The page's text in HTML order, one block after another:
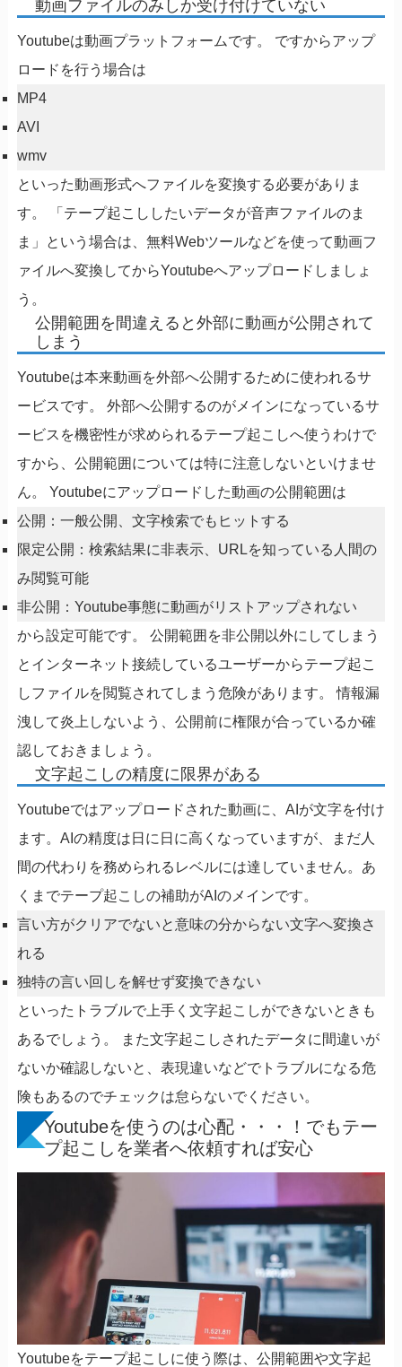
動画ファイルのみしか受け付けていない
Youtubeは動画プラットフォームです。 ですからアップ
ロードを行う場合は
MP4
AVI
wmv
といった動画形式へファイルを変換する必要がありま
す。 「テープ起こししたいデータが音声ファイルのま
ま」という場合は、無料Webツールなどを使って動画フ
ァイルへ変換してからYoutubeへアップロードしましょ
う。
公開範囲を間違えると外部に動画が公開されて
しまう
Youtubeは本来動画を外部へ公開するために使われるサ
ービスです。 外部へ公開するのがメインになっているサ
ービスを機密性が求められるテープ起こしへ使うわけで
すから、公開範囲については特に注意しないといけませ
ん。 Youtubeにアップロードした動画の公開範囲は
公開：一般公開、文字検索でもヒットする
限定公開：検索結果に非表示、URLを知っている人間の
み閲覧可能
非公開：Youtube事態に動画がリストアップされない
から設定可能です。 公開範囲を非公開以外にしてしまう
とインターネット接続しているユーザーからテープ起こ
しファイルを閲覧されてしまう危険があります。 情報漏
洩して炎上しないよう、公開前に権限が合っているか確
認しておきましょう。
文字起こしの精度に限界がある
Youtubeではアップロードされた動画に、AIが文字を付け
ます。AIの精度は日に日に高くなっていますが、まだ人
間の代わりを務められるレベルには達していません。あ
くまでテープ起こしの補助がAIのメインです。
言い方がクリアでないと意味の分からない文字へ変換さ
れる
独特の言い回しを解せず変換できない
といったトラブルで上手く文字起こしができないときも
あるでしょう。 また文字起こしされたデータに間違いが
ないか確認しないと、表現違いなどでトラブルになる危
険もあるのでチェックは怠らないでください。
Youtubeを使うのは心配・・・！でもテー
プ起こしを業者へ依頼すれば安心
Youtubeをテープ起こしに使う際は、公開範囲や文字起